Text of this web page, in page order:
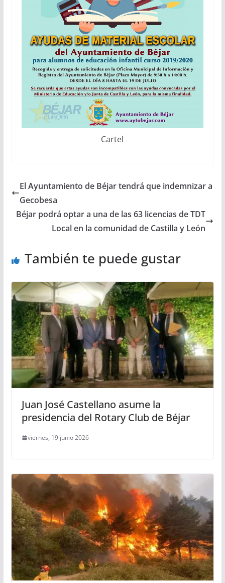
Cartel
El Ayuntamiento de Béjar tendrá que indemnizar a
Gecobesa
Béjar podrá optar a una de las 63 licencias de TDT
Local en la comunidad de Castilla y León
También te puede gustar
Juan José Castellano asume la
presidencia del Rotary Club de Béjar
viernes, 19 junio 2026